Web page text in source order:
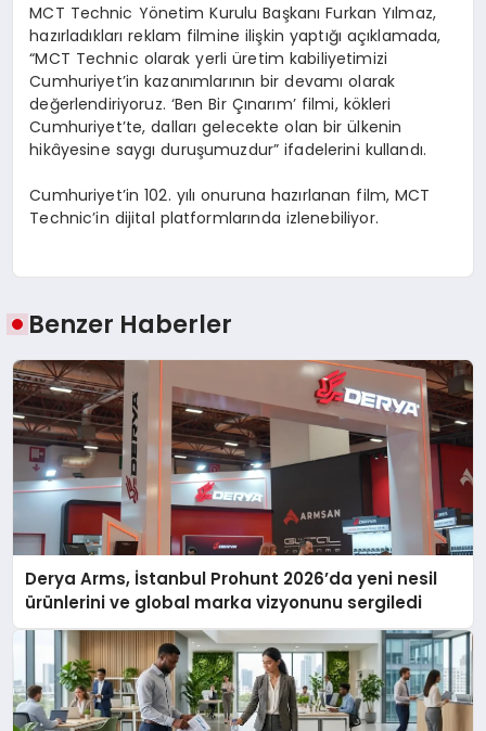
MCT Technic Yönetim Kurulu Başkanı Furkan Yılmaz,
hazırladıkları reklam filmine ilişkin yaptığı açıklamada,
“MCT Technic olarak yerli üretim kabiliyetimizi
Cumhuriyet’in kazanımlarının bir devamı olarak
değerlendiriyoruz. ‘Ben Bir Çınarım’ filmi, kökleri
Cumhuriyet’te, dalları gelecekte olan bir ülkenin
hikâyesine saygı duruşumuzdur” ifadelerini kullandı.
Cumhuriyet’in 102. yılı onuruna hazırlanan film, MCT
Technic’in dijital platformlarında izlenebiliyor.
Benzer Haberler
Derya Arms, İstanbul Prohunt 2026’da yeni nesil
ürünlerini ve global marka vizyonunu sergiledi